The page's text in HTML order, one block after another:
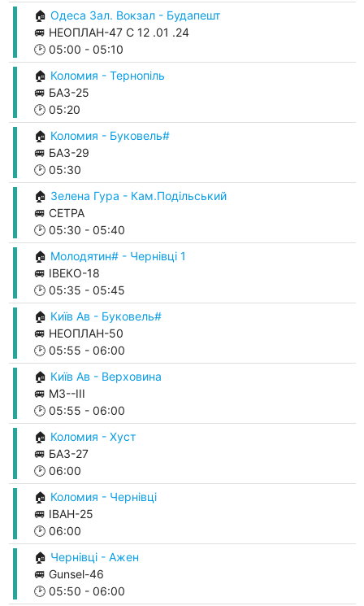
🏠 Одеса Зал. Вокзал - Будапешт
🚐 НЕОПЛАН-47 С 12 .01 .24
🕑 05:00 - 05:10
🏠 Коломия - Тернопіль
🚐 БАЗ-25
🕑 05:20
🏠 Коломия - Буковель#
🚐 БАЗ-29
🕑 05:30
🏠 Зелена Гура - Кам.Подільський
🚐 СЕТРА
🕑 05:30 - 05:40
🏠 Молодятин# - Чернівці 1
🚐 ІВЕКО-18
🕑 05:35 - 05:45
🏠 Київ Ав - Буковель#
🚐 НЕОПЛАН-50
🕑 05:55 - 06:00
🏠 Київ Ав - Верховина
🚐 М3--ІІІ
🕑 05:55 - 06:00
🏠 Коломия - Хуст
🚐 БАЗ-27
🕑 06:00
🏠 Коломия - Чернівці
🚐 ІВАН-25
🕑 06:00
🏠 Чернівці - Ажен
🚐 Gunsel-46
🕑 05:50 - 06:00